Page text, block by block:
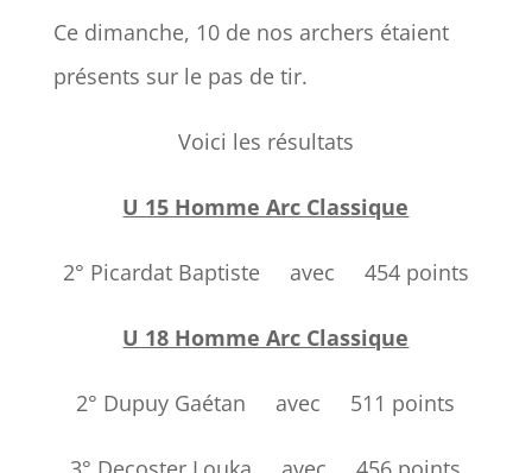
Ce dimanche, 10 de nos archers étaient
présents sur le pas de tir.
Voici les résultats
U 15 Homme Arc Classique
2° Picardat Baptiste avec 454 points
U 18 Homme Arc Classique
2° Dupuy Gaétan avec 511 points